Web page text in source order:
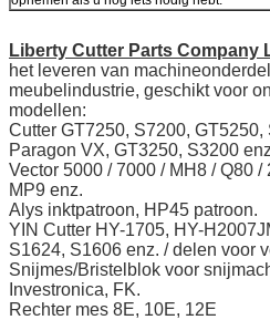
Liberty Cutter Parts Company
het leveren van
meubelindustrie, geschikt voor
modellen:
Cutter GT7250, S7200,
Paragon VX, GT3250, S3200
Vector 5000 / 7000 / MH8 / Q80
MP9 enz.
Alys inktpatroon, HP45 patroon.
YIN Cutter HY-1705, HY-
S1624, S1606 enz. / delen voor
Snijmes/Bristelblok voor
Investronica, FK.
Rechter mes 8E, 10E, 12E